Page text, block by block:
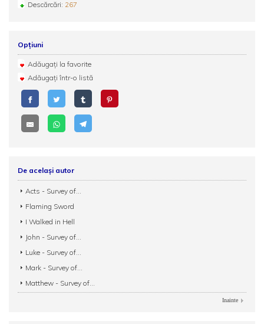
Descărcări: 267
Opțiuni
Adăugați la favorite
Adăugați într-o listă
De același autor
Acts - Survey of...
Flaming Sword
I Walked in Hell
John - Survey of...
Luke - Survey of...
Mark - Survey of...
Matthew - Survey of...
Inainte